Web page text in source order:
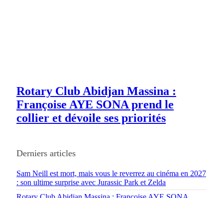
Rotary Club Abidjan Massina :
Françoise AYE SONA prend le
collier et dévoile ses priorités
Derniers articles
Sam Neill est mort, mais vous le reverrez au cinéma en 2027
: son ultime surprise avec Jurassic Park et Zelda